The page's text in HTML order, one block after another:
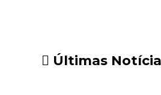
Últimas